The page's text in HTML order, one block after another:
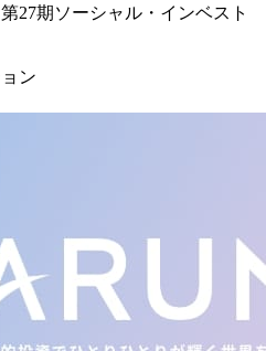
27期ソーシャル・インベスト
ン